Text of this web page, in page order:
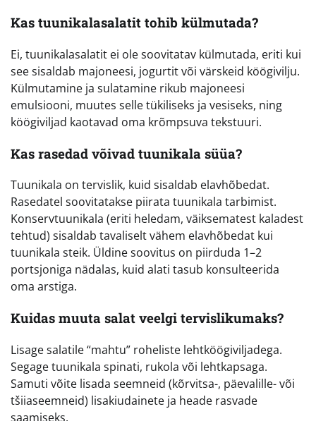
Kas tuunikalasalatit tohib külmutada?
Ei, tuunikalasalatit ei ole soovitatav külmutada, eriti kui
see sisaldab majoneesi, jogurtit või värskeid köögivilju.
Külmutamine ja sulatamine rikub majoneesi
emulsiooni, muutes selle tükiliseks ja vesiseks, ning
köögiviljad kaotavad oma krõmpsuva tekstuuri.
Kas rasedad võivad tuunikala süüa?
Tuunikala on tervislik, kuid sisaldab elavhõbedat.
Rasedatel soovitatakse piirata tuunikala tarbimist.
Konservtuunikala (eriti heledam, väiksematest kaladest
tehtud) sisaldab tavaliselt vähem elavhõbedat kui
tuunikala steik. Üldine soovitus on piirduda 1–2
portsjoniga nädalas, kuid alati tasub konsulteerida
oma arstiga.
Kuidas muuta salat veelgi tervislikumaks?
Lisage salatile “mahtu” roheliste lehtköögiviljadega.
Segage tuunikala spinati, rukola või lehtkapsaga.
Samuti võite lisada seemneid (kõrvitsa-, päevalille- või
tšiiaseemneid) lisakiudainete ja heade rasvade
saamiseks.